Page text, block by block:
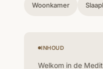
Woonkamer
INHOUD
Welkom in de